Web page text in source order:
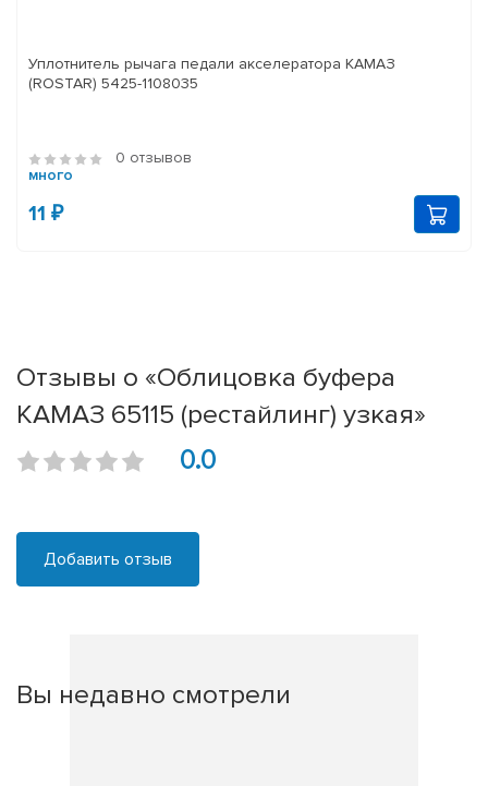
Уплотнитель рычага педали акселератора КАМАЗ
(ROSTAR) 5425-1108035
0 отзывов
много
11 ₽
Отзывы о «Облицовка буфера
КАМАЗ 65115 (рестайлинг) узкая»
0.0
Добавить отзыв
Вы недавно смотрели